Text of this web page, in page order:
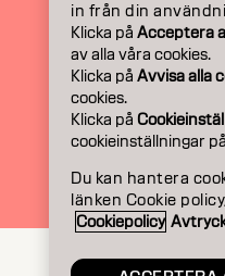
in från din
Klicka på Acceptera
av alla våra cookies.
Klicka på Avvisa alla
cookies.
Klicka på
cookieinställningar
Du kan hantera
länken Cookie
Cookiepolicy